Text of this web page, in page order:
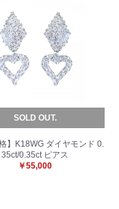
SOLD OUT.
格】K18WG ダイヤモンド 0.
35ct/0.35ct ピアス
￥55,000